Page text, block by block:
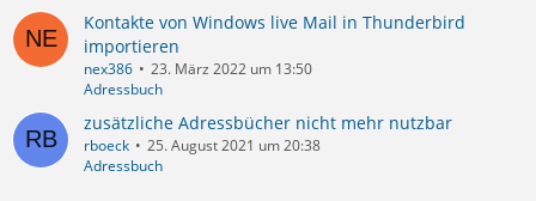
Kontakte von Windows live Mail in Thunderbird
importieren
nex386
23. März 2022 um 13:50
Adressbuch
zusätzliche Adressbücher nicht mehr nutzbar
rboeck
25. August 2021 um 20:38
Adressbuch